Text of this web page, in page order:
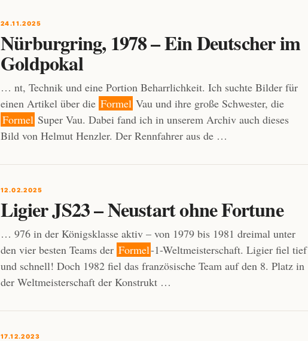
24.11.2025
Nürburgring, 1978 – Ein Deutscher im
Goldpokal
… nt, Technik und eine Portion Beharrlichkeit. Ich suchte Bilder für
einen Artikel über die Formel Vau und ihre große Schwester, die
Formel Super Vau. Dabei fand ich in unserem Archiv auch dieses
Bild von Helmut Henzler. Der Rennfahrer aus de …
12.02.2025
Ligier JS23 – Neustart ohne Fortune
… 976 in der Königsklasse aktiv – von 1979 bis 1981 dreimal unter
den vier besten Teams der Formel-1-Weltmeisterschaft. Ligier fiel tief
und schnell! Doch 1982 fiel das französische Team auf den 8. Platz in
der Weltmeisterschaft der Konstrukt …
17.12.2023